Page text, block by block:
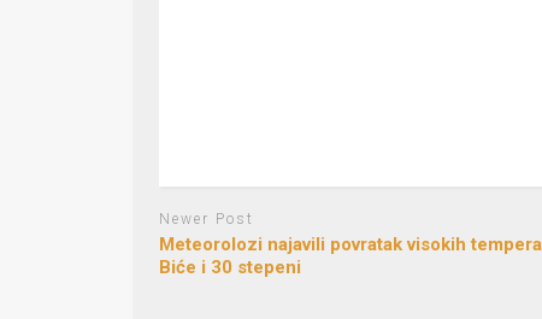
Newer Post
Meteorolozi najavili povratak visokih
Biće i 30 stepeni